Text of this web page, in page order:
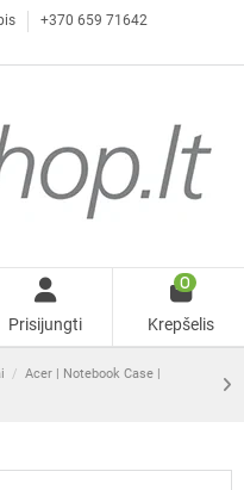
+370 659 71642
Prisijungti
0
Krepšelis
Acer | Notebook Case |